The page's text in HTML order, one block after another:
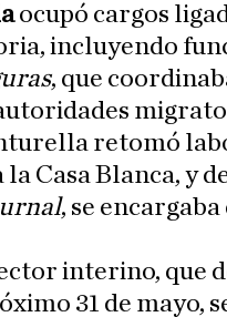
ocupó cargos
incluyendo
, que
retomó
Casa Blanca, y
, se
interino, que
31 de mayo,